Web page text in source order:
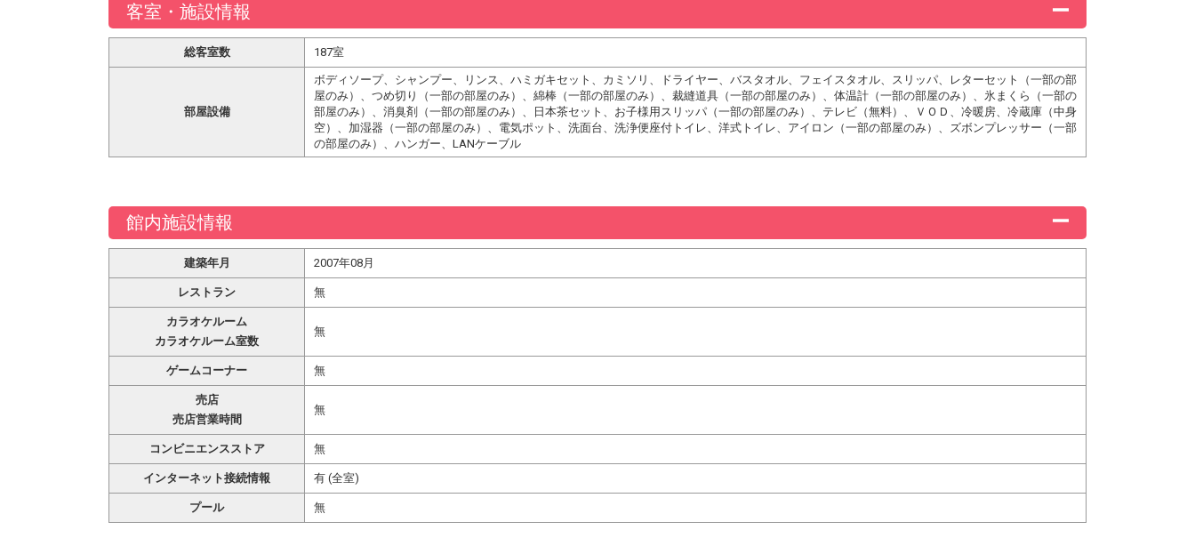
客室・施設情報
総客室数 187室
部屋設備
ボディソープ、シャンプー、リンス、ハミガキセット、カミソリ、ドライヤー、バスタオル、フェイスタオル、スリッパ、レターセット（一部の部
屋のみ）、つめ切り（一部の部屋のみ）、綿棒（一部の部屋のみ）、裁縫道具（一部の部屋のみ）、体温計（一部の部屋のみ）、氷まくら（一部の
部屋のみ）、消臭剤（一部の部屋のみ）、日本茶セット、お子様用スリッパ（一部の部屋のみ）、テレビ（無料）、ＶＯＤ、冷暖房、冷蔵庫（中身
空）、加湿器（一部の部屋のみ）、電気ポット、洗面台、洗浄便座付トイレ、洋式トイレ、アイロン（一部の部屋のみ）、ズボンプレッサー（一部
の部屋のみ）、ハンガー、LANケーブル
館内施設情報
建築年月 2007年08月
レストラン 無
カラオケルーム
カラオケルーム室数
無
ゲームコーナー 無
売店
売店営業時間
無
コンビニエンスストア 無
インターネット接続情報 有 (全室)
プール 無